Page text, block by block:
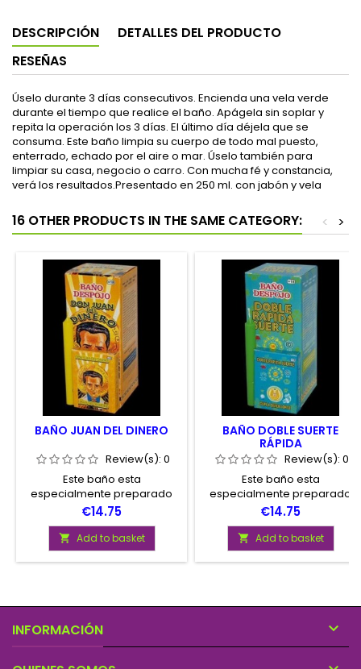
DESCRIPCIÓN
DETALLES DEL PRODUCTO
RESEÑAS
Úselo durante 3 días consecutivos. Encienda una vela verde
durante el tiempo que realice el baño. Apágela sin soplar y
repita la operación los 3 días. El último día déjela que se
consuma. Este baño limpia su cuerpo de todo mal puesto,
enterrado, echado por el aire o mar. Úselo también para
limpiar su casa, negocio o carro. Con mucha fé y constancia,
verá los resultados.Presentado en 250 ml. con jabón y vela
16 OTHER PRODUCTS IN THE SAME CATEGORY: >
<
BAÑO JUAN DEL DINERO
Review(s): 0
Este baño esta
especialmente preparado
para atraer la buena suerte y
la felicidad en todos los
ámbitos de su vida.
Price
€14.75
 Add to basket
BAÑO DOBLE SUERTE
RÁPIDA
Review(s): 0
Este baño esta
especialmente preparado
para atraer la Foruna y la
suerte hacia nosotros. Úselo
durante 3 días consecutivos.
Price
€14.75
 Add to basket
INFORMACIÓN 